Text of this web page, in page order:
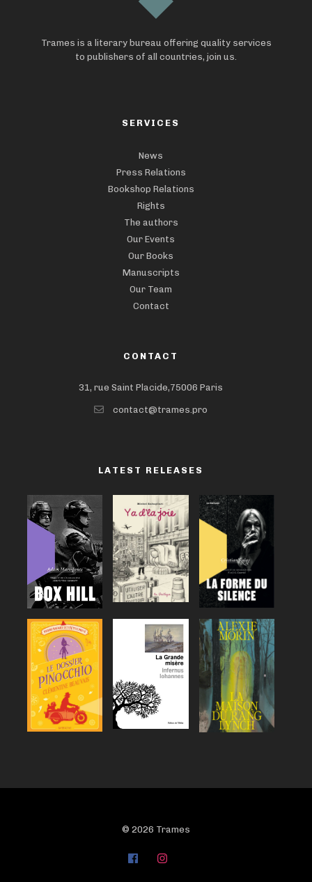
Trames is a literary bureau offering quality services
to publishers of all countries, join us.
SERVICES
News
Press Relations
Bookshop Relations
Rights
The authors
Our Events
Our Books
Manuscripts
Our Team
Contact
CONTACT
31, rue Saint Placide,75006 Paris
contact@trames.pro
LATEST RELEASES
© 2026 Trames